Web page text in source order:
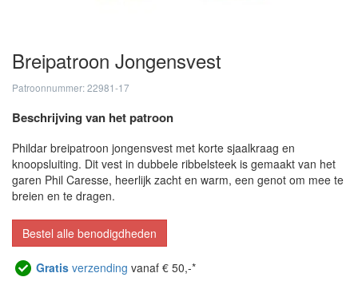
Breipatroon Jongensvest
Patroonnummer: 22981-17
Beschrijving van het patroon
Phildar breipatroon jongensvest met korte sjaalkraag en
knoopsluiting. Dit vest in dubbele ribbelsteek is gemaakt van het
garen Phil Caresse, heerlijk zacht en warm, een genot om mee te
breien en te dragen.
Bestel alle benodigdheden
Gratis verzending vanaf € 50,-*